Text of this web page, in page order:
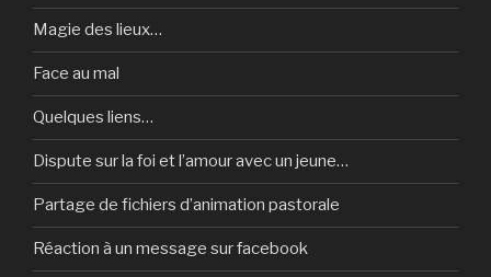
Magie des lieux…
Face au mal
Quelques liens…
Dispute sur la foi et l’amour avec un jeune…
Partage de fichiers d’animation pastorale
Réaction à un message sur facebook